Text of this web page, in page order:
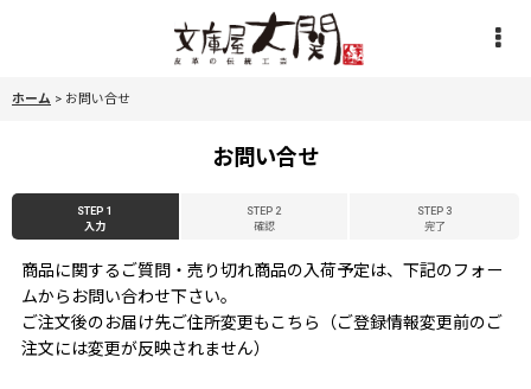
ホーム > お問い合せ
お問い合せ
STEP 1
入力
STEP 2
確認
STEP 3
完了
商品に関するご質問・売り切れ商品の入荷予定は、下記のフォー
ムからお問い合わせ下さい。
ご注文後のお届け先ご住所変更もこちら（ご登録情報変更前のご
注文には変更が反映されません）